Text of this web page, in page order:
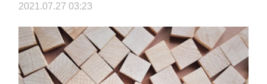
2021.07.27 03:23